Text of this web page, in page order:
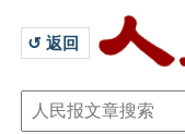
↺ 返回